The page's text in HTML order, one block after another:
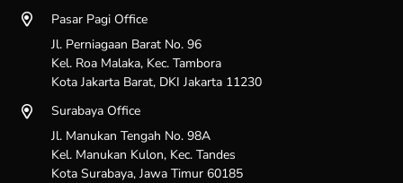
Pasar Pagi Office
Jl. Perniagaan Barat No. 96
Kel. Roa Malaka, Kec. Tambora
Kota Jakarta Barat, DKI Jakarta 11230
Surabaya Office
Jl. Manukan Tengah No. 98A
Kel. Manukan Kulon, Kec. Tandes
Kota Surabaya, Jawa Timur 60185